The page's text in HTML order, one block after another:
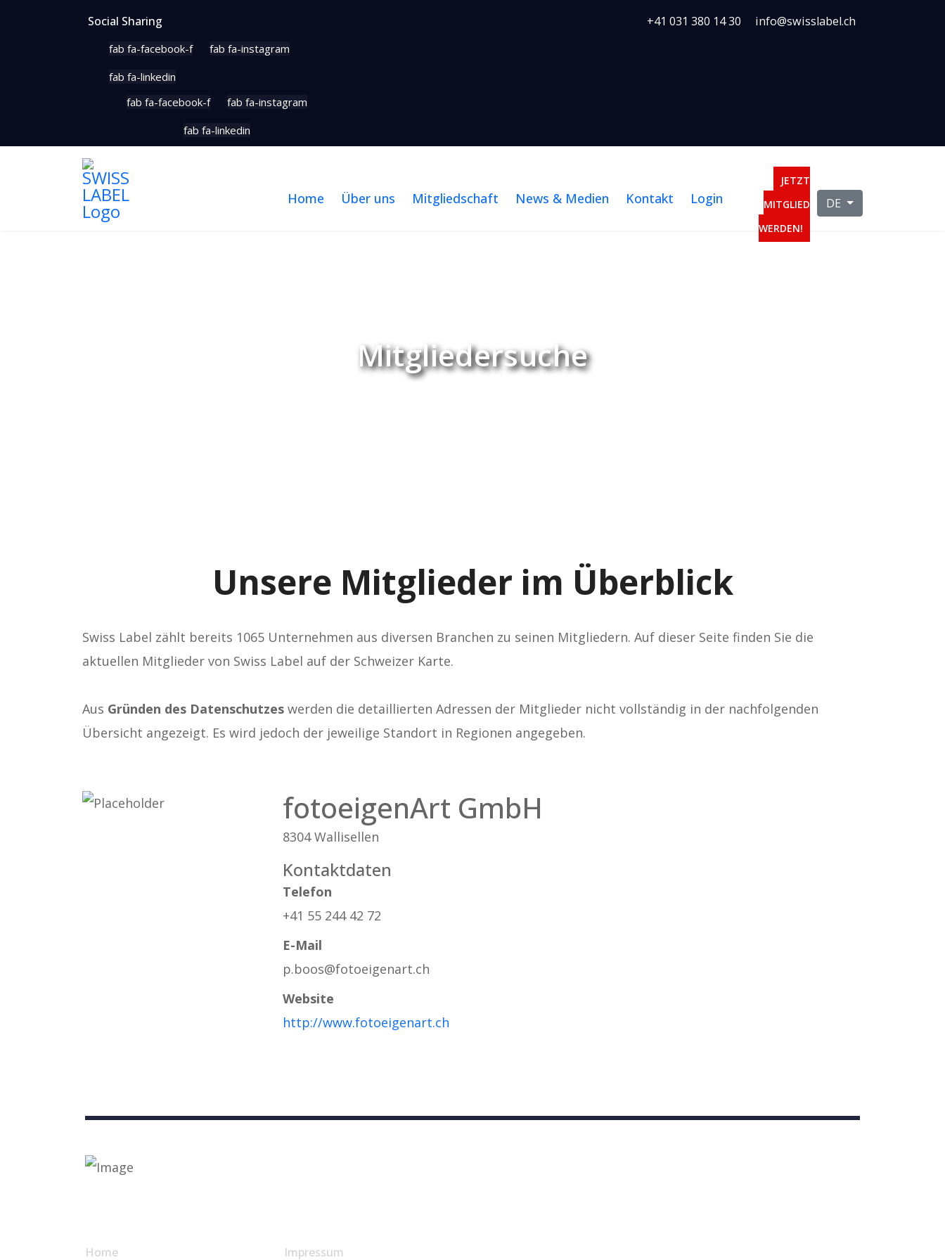
Social Sharing
fab fa-facebook-f
fab fa-instagram
fab fa-linkedin
fab fa-facebook-f
fab fa-instagram
fab fa-linkedin
+41 031 380 14 30 info@swisslabel.ch
Home Über uns Mitgliedschaft News & Medien Kontakt Login
JETZT
MITGLIED
WERDEN!
Sprache auswählen
DE
Mitgliedersuche
Unsere Mitglieder im Überblick
Swiss Label zählt bereits 1065 Unternehmen aus diversen Branchen zu seinen Mitgliedern. Auf dieser Seite finden Sie die
aktuellen Mitglieder von Swiss Label auf der Schweizer Karte.
Aus Gründen des Datenschutzes werden die detaillierten Adressen der Mitglieder nicht vollständig in der nachfolgenden
Übersicht angezeigt. Es wird jedoch der jeweilige Standort in Regionen angegeben.
fotoeigenArt GmbH
8304 Wallisellen
Kontaktdaten
Telefon
+41 55 244 42 72
E-Mail
p.boos@fotoeigenart.ch
Website
http://www.fotoeigenart.ch
Home Impressum